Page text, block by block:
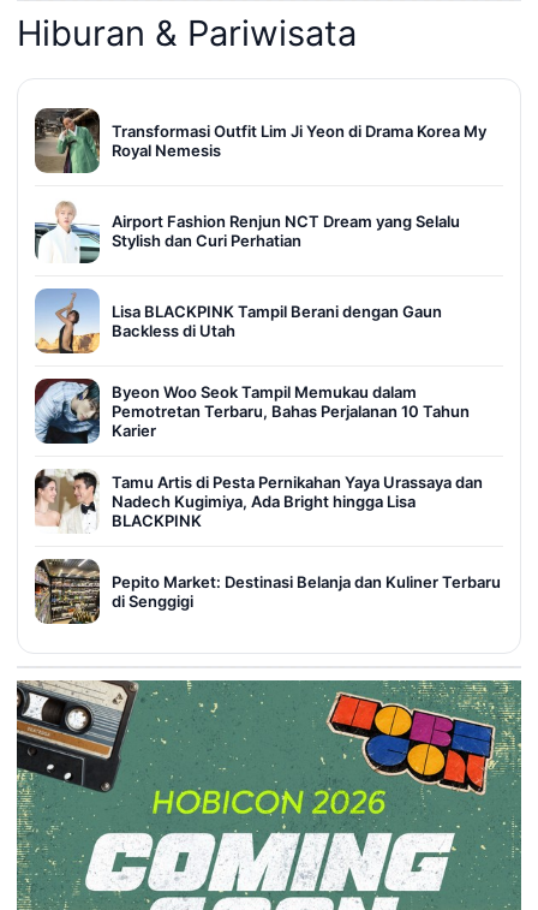
Hiburan & Pariwisata
Transformasi Outfit Lim Ji Yeon di Drama Korea My
Royal Nemesis
Airport Fashion Renjun NCT Dream yang Selalu
Stylish dan Curi Perhatian
Lisa BLACKPINK Tampil Berani dengan Gaun
Backless di Utah
Byeon Woo Seok Tampil Memukau dalam
Pemotretan Terbaru, Bahas Perjalanan 10 Tahun
Karier
Tamu Artis di Pesta Pernikahan Yaya Urassaya dan
Nadech Kugimiya, Ada Bright hingga Lisa
BLACKPINK
Pepito Market: Destinasi Belanja dan Kuliner Terbaru
di Senggigi